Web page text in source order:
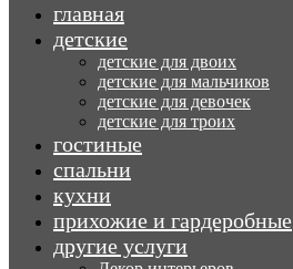
главная
детские
детские для двоих
детские для мальчиков
детские для девочек
детские для троих
гостиные
спальни
кухни
прихожие и гардеробные
другие услуги